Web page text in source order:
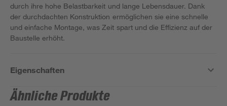
durch ihre hohe Belastbarkeit und lange Lebensdauer. Dank
der durchdachten Konstruktion ermöglichen sie eine schnelle
und einfache Montage, was Zeit spart und die Effizienz auf der
Baustelle erhöht.
Eigenschaften
Ähnliche Produkte